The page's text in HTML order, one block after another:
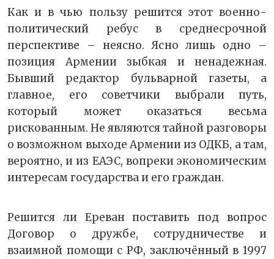
Как и в чью пользу решится этот военно-
политический ребус в среднесрочной
перспективе – неясно. Ясно лишь одно –
позиция Армении зыбкая и ненадежная.
Бывший редактор бульварной газеты, а
главное, его советчики выбрали путь,
который может оказаться весьма
рискованным. Не являются тайной разговоры
о возможном выходе Армении из ОДКБ, а там,
вероятно, и из ЕАЭС, вопреки экономическим
интересам государства и его граждан.
Решится ли Ереван поставить под вопрос
Договор о дружбе, сотрудничестве и
взаимной помощи с РФ, заключённый в 1997